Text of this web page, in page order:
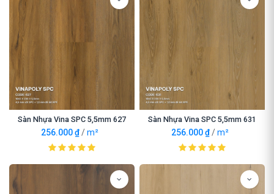
Sàn Nhựa Vina SPC 5,5mm 627
256.000₫ /m²
Sàn Nhựa Vina SPC 5,5mm 631
256.000₫ /m²